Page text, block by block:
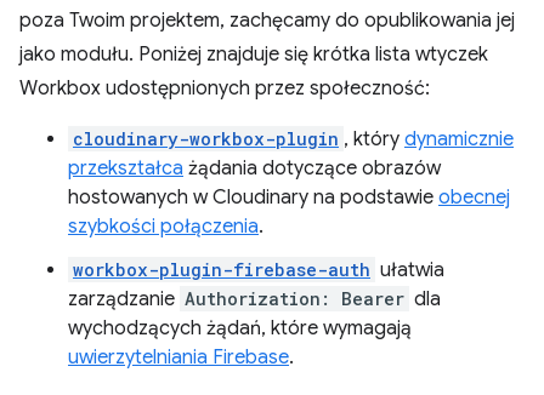
poza Twoim projektem, zachęcamy do opublikowania jej
jako modułu. Poniżej znajduje się krótka lista wtyczek
Workbox udostępnionych przez społeczność:
cloudinary-workbox-plugin , który dynamicznie
przekształca żądania dotyczące obrazów
hostowanych w Cloudinary na podstawie obecnej
szybkości połączenia.
workbox-plugin-firebase-auth ułatwia
zarządzanie Authorization: Bearer dla
wychodzących żądań, które wymagają
uwierzytelniania Firebase.